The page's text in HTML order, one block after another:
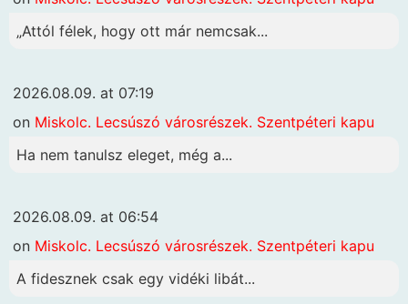
„Attól félek, hogy ott már nemcsak...
2026.08.09. at 07:19
on Miskolc. Lecsúszó városrészek. Szentpéteri kapu
Ha nem tanulsz eleget, még a...
2026.08.09. at 06:54
on Miskolc. Lecsúszó városrészek. Szentpéteri kapu
A fidesznek csak egy vidéki libát...